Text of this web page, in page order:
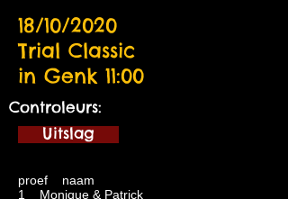
18/10/2020
Trial Classic
in Genk 11:00
Controleurs:
Uitslag
proef naam
1 Monique & Patrick